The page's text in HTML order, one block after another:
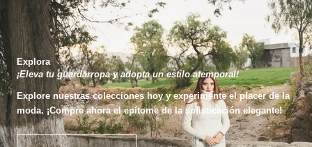
Explora
¡Eleva tu guardarropa y adopta un estilo atemporal!
Explore nuestras colecciones hoy y experimente el placer de la
moda. ¡Compre ahora el epítome de la sofisticación elegante!